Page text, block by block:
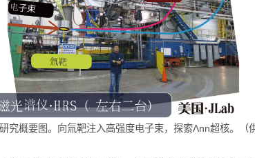
究概要图。向氚靶注入高强度电子束，探索Λnn超核。（